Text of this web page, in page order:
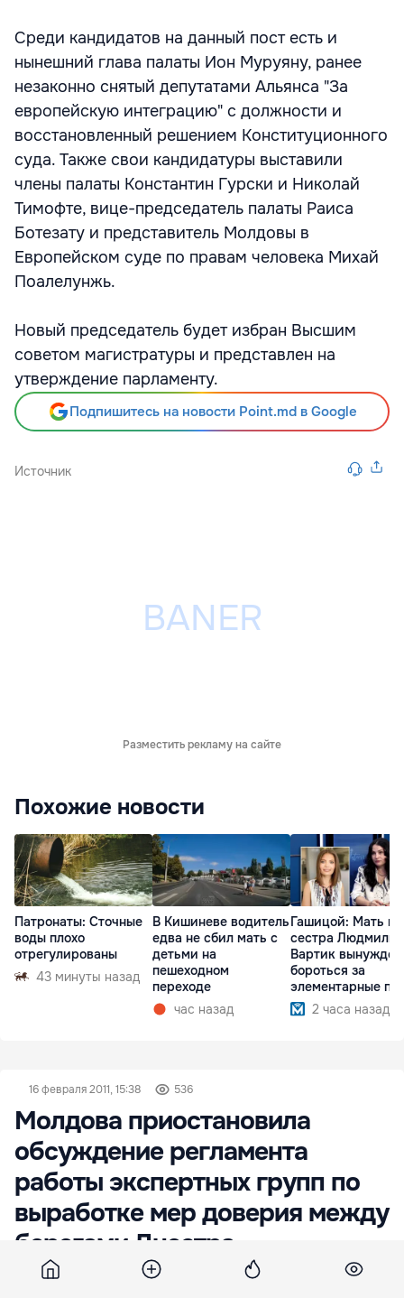
Среди кандидатов на данный пост есть и
нынешний глава палаты Ион Муруяну, ранее
незаконно снятый депутатами Альянса "За
европейскую интеграцию" с должности и
восстановленный решением Конституционного
суда. Также свои кандидатуры выставили
члены палаты Константин Гурски и Николай
Тимофте, вице-председатель палаты Раиса
Ботезату и представитель Молдовы в
Европейском суде по правам человека Михай
Поалелунжь.
Новый председатель будет избран Высшим
советом магистратуры и представлен на
утверждение парламенту.
Подпишитесь на новости Point.md в Google
Источник
Разместить рекламу на сайте
Похожие новости
Патронаты: Сточные
воды плохо
отрегулированы
43 минуты назад
В Кишиневе водитель
едва не сбил мать с
детьми на
пешеходном
переходе
час назад
Гашицой: Мать и
сестра Людмилы
Вартик
бороться за
элементарные
2 часа назад
16 февраля 2011, 15:38 536
Молдова приостановила
обсуждение регламента
работы экспертных групп по
выработке мер доверия между
берегами Днестра
Республика Молдова на время приостановила